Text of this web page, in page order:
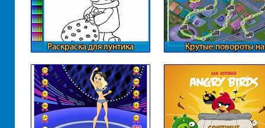
Раскраска для лунтика
Крутые повороты на